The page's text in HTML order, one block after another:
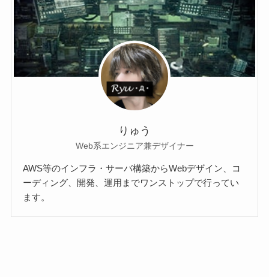
りゅう
Web系エンジニア兼デザイナー
AWS等のインフラ・サーバ構築からWebデザイン、コ
ーディング、開発、運用までワンストップで行ってい
ます。